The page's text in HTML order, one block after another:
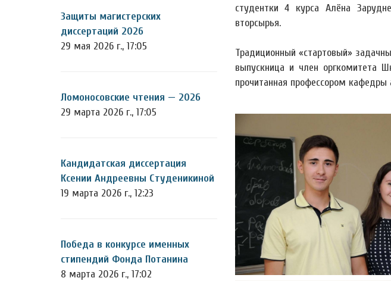
Защиты магистерских
диссертаций 2026
29 мая 2026 г., 17:05
Ломоносовские чтения — 2026
29 марта 2026 г., 17:05
Кандидатская диссертация
Ксении Андреевны Студеникиной
19 марта 2026 г., 12:23
Победа в конкурсе именных
стипендий Фонда Потанина
8 марта 2026 г., 17:02
студентки 4 курса Алёна
вторсырья.
Традиционный «стартовый»
выпускница и член оргкомитета
прочитанная профессором